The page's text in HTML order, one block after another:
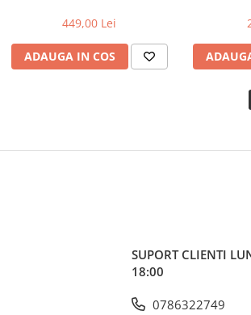
449,00 Lei
ADAUGA IN COS
SUPORT CLIENTI
18:00
0786322749